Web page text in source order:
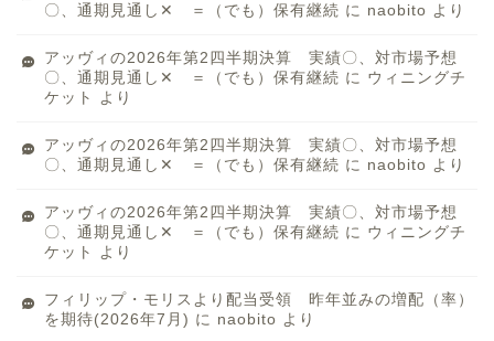
〇、通期見通し✕ ＝（でも）保有継続 に naobito より
アッヴィの2026年第2四半期決算 実績〇、対市場予想
〇、通期見通し✕ ＝（でも）保有継続 に ウィニングチ
ケット
より
アッヴィの2026年第2四半期決算 実績〇、対市場予想
〇、通期見通し✕ ＝（でも）保有継続 に naobito より
アッヴィの2026年第2四半期決算 実績〇、対市場予想
〇、通期見通し✕ ＝（でも）保有継続 に ウィニングチ
ケット
より
フィリップ・モリスより配当受領 昨年並みの増配（率）
を期待(2026年7月) に naobito より